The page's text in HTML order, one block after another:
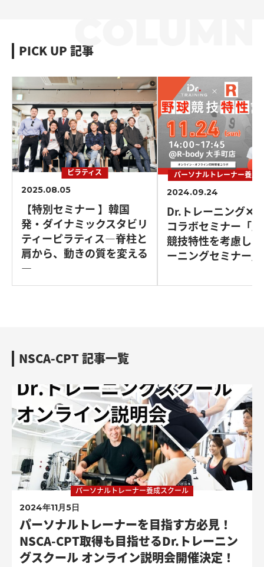
PICK UP 記事
ピラティス
2025.08.05
【特別セミナー 】韓国
発・ダイナミックスタビリ
ティーピラティス—脊柱と
肩から、動きの質を変える
—
パーソナルトレーナー養成
2024.09.24
Dr.トレーニング
コラボセミナー「
競技特性を考慮し
ーニングセミナー」
NSCA-CPT 記事一覧
パーソナルトレーナー養成スクール
2024年11月5日
パーソナルトレーナーを目指す方必見！
NSCA-CPT取得も目指せるDr.トレーニン
グスクール オンライン説明会開催決定！